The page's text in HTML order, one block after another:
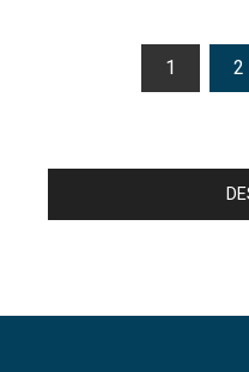
Paginação
posts
1 2